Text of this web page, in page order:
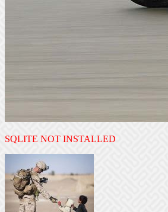
SQLITE NOT INSTALLED